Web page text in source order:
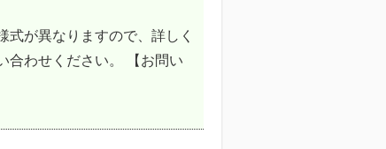
が異なりますので、詳しく
合わせください。 【お問い